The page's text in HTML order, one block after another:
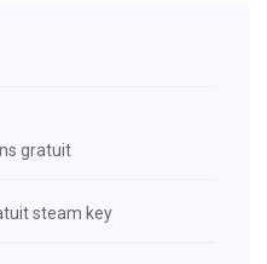
gratuit
steam key